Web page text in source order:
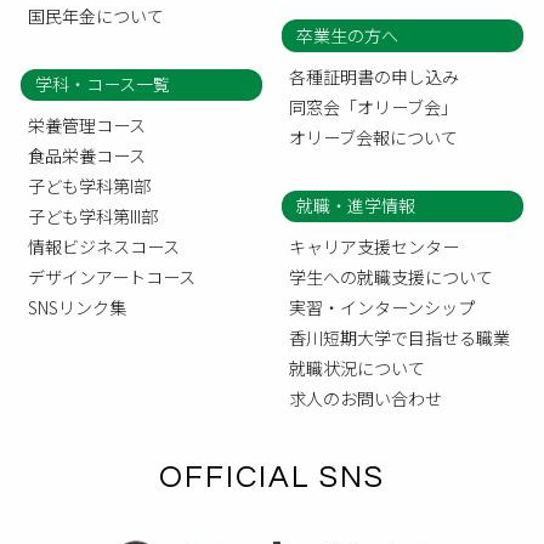
国民年金について
卒業生の方へ
各種証明書の申し込み
同窓会「オリーブ会」
オリーブ会報について
学科・コース一覧
栄養管理コース
食品栄養コース
子ども学科第I部
子ども学科第III部
情報ビジネスコース
デザインアートコース
SNSリンク集
就職・進学情報
キャリア支援センター
学生への就職支援について
実習・インターンシップ
香川短期大学で目指せる職業
就職状況について
求人のお問い合わせ
OFFICIAL SNS